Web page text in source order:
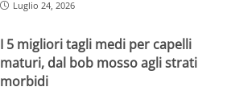
Luglio 24, 2026
I 5 migliori tagli medi per capelli
maturi, dal bob mosso agli strati
morbidi